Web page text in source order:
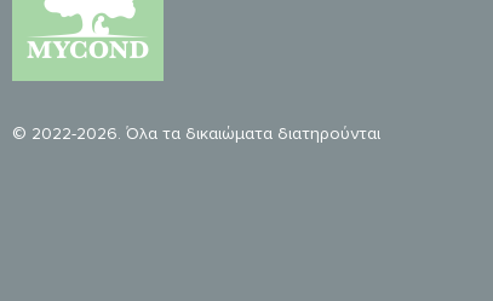
© 2022-2026. Όλα τα δικαιώματα διατηρούνται